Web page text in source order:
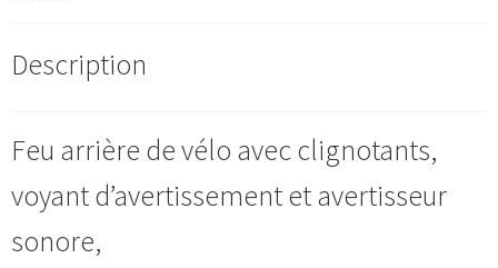
Description
Feu arrière de vélo avec clignotants,
voyant d’avertissement et avertisseur
sonore,